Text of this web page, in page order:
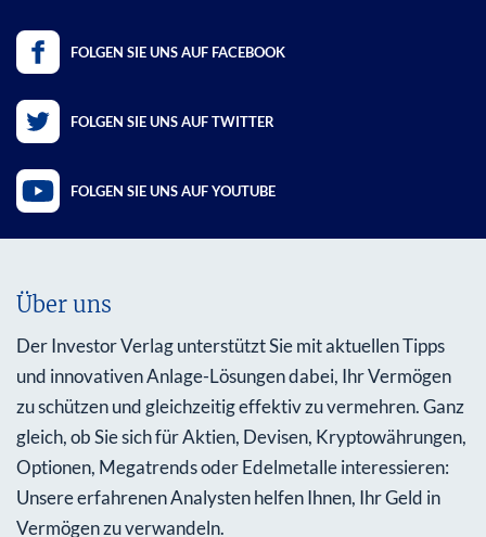
FOLGEN SIE UNS AUF FACEBOOK
FOLGEN SIE UNS AUF TWITTER
FOLGEN SIE UNS AUF YOUTUBE
Über uns
Der Investor Verlag unterstützt Sie mit aktuellen Tipps
und innovativen Anlage-Lösungen dabei, Ihr Vermögen
zu schützen und gleichzeitig effektiv zu vermehren. Ganz
gleich, ob Sie sich für Aktien, Devisen, Kryptowährungen,
Optionen, Megatrends oder Edelmetalle interessieren:
Unsere erfahrenen Analysten helfen Ihnen, Ihr Geld in
Vermögen zu verwandeln.